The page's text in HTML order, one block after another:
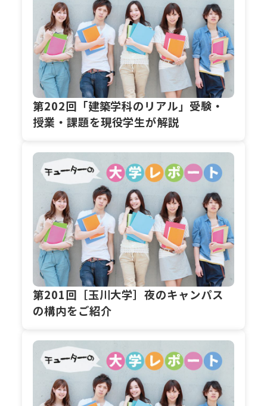
第202回「建築学科のリアル」受験・
授業・課題を現役学生が解説
第201回［玉川大学］夜のキャンパス
の構内をご紹介